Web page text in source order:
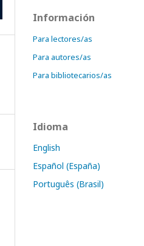
Información
Para lectores/as
Para autores/as
Para bibliotecarios/as
Idioma
English
Español (España)
Português (Brasil)